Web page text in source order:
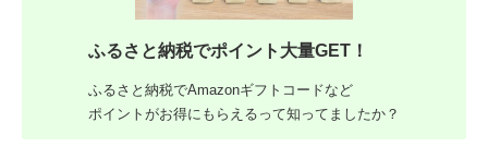
ふるさと納税でポイント大量GET！
ふるさと納税でAmazonギフトコードなど
ポイントがお得にもらえるって知ってましたか？